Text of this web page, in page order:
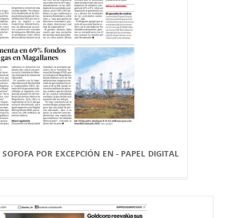
POR EXCEPCIÓN EN - PAPEL DIGITAL